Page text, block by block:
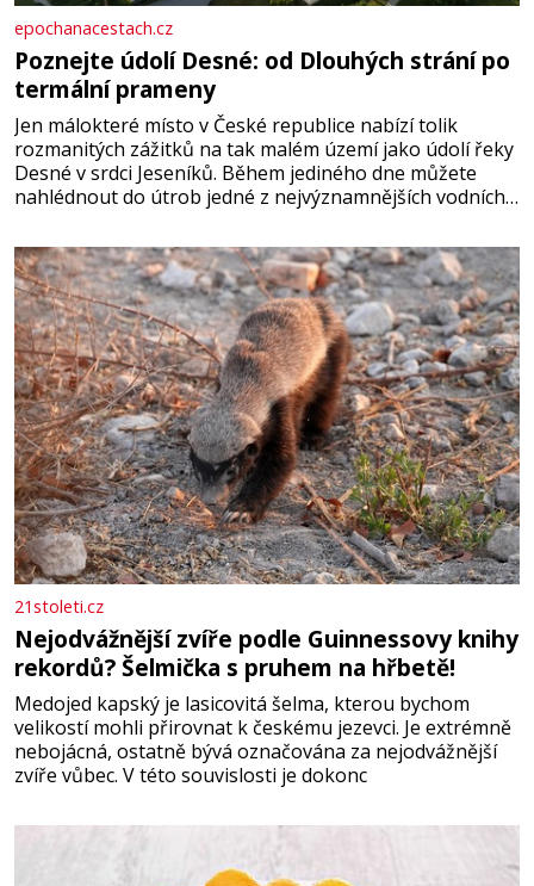
epochanacestach.cz
Poznejte údolí Desné: od Dlouhých strání po
termální prameny
Jen málokteré místo v České republice nabízí tolik
rozmanitých zážitků na tak malém území jako údolí řeky
Desné v srdci Jeseníků. Během jediného dne můžete
nahlédnout do útrob jedné z nejvýznamnějších vodních
se na koloběžce a den zakončit poznáváním památek ve
Velkých Losinách nebo v termálním
21stoleti.cz
Nejodvážnější zvíře podle Guinnessovy knihy
rekordů? Šelmička s pruhem na hřbetě!
Medojed kapský je lasicovitá šelma, kterou bychom
velikostí mohli přirovnat k českému jezevci. Je extrémně
nebojácná, ostatně bývá označována za nejodvážnější
zvíře vůbec. V této souvislosti je dokonc